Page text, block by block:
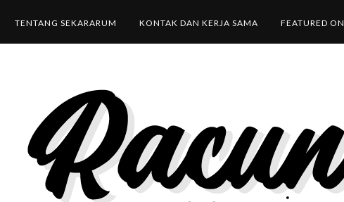
TENTANG SEKARARUM KONTAK DAN KERJA SAMA FEATURED ON